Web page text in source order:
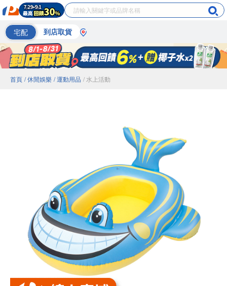
宅配 到店取貨
首頁 / 休閒娛樂 / 運動用品 / 水上活動